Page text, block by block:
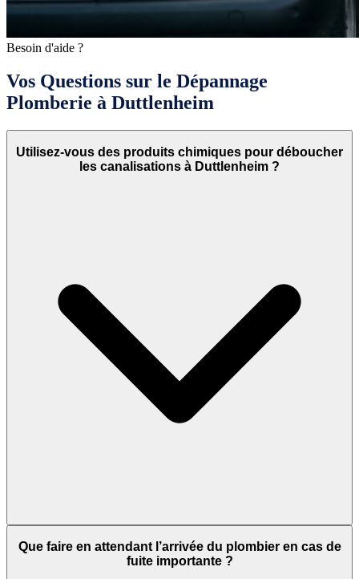
Besoin d'aide ?
Vos Questions sur le Dépannage
Plomberie à Duttlenheim
Utilisez-vous des produits chimiques pour déboucher
les canalisations à Duttlenheim ?
Que faire en attendant l’arrivée du plombier en cas de
fuite importante ?